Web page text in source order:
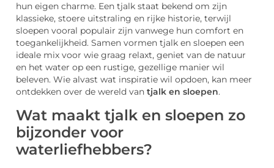
hun eigen charme. Een tjalk staat bekend om zijn
klassieke, stoere uitstraling en rijke historie, terwijl
sloepen vooral populair zijn vanwege hun comfort en
toegankelijkheid. Samen vormen tjalk en sloepen een
ideale mix voor wie graag relaxt, geniet van de natuur
en het water op een rustige, gezellige manier wil
beleven. Wie alvast wat inspiratie wil opdoen, kan meer
ontdekken over de wereld van tjalk en sloepen.
Wat maakt tjalk en sloepen zo
bijzonder voor
waterliefhebbers?